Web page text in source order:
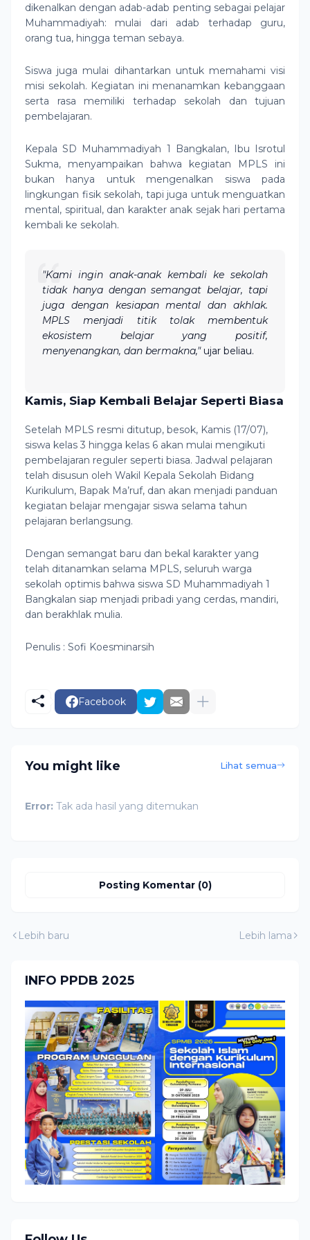
dikenalkan dengan adab-adab penting sebagai pelajar
Muhammadiyah: mulai dari adab terhadap guru,
orang tua, hingga teman sebaya.
Siswa juga mulai dihantarkan untuk memahami visi
misi sekolah. Kegiatan ini menanamkan kebanggaan
serta rasa memiliki terhadap sekolah dan tujuan
pembelajaran.
Kepala SD Muhammadiyah 1 Bangkalan, Ibu Isrotul
Sukma, menyampaikan bahwa kegiatan MPLS ini
bukan hanya untuk mengenalkan siswa pada
lingkungan fisik sekolah, tapi juga untuk menguatkan
mental, spiritual, dan karakter anak sejak hari pertama
kembali ke sekolah.
"Kami ingin anak-anak kembali ke sekolah
tidak hanya dengan semangat belajar, tapi
juga dengan kesiapan mental dan akhlak.
MPLS menjadi titik tolak membentuk
ekosistem belajar yang positif,
menyenangkan, dan bermakna,"ujar beliau.
Kamis, Siap Kembali Belajar Seperti Biasa
Setelah MPLS resmi ditutup, besok, Kamis (17/07),
siswa kelas 3 hingga kelas 6 akan mulai mengikuti
pembelajaran reguler seperti biasa. Jadwal pelajaran
telah disusun oleh Wakil Kepala Sekolah Bidang
Kurikulum, Bapak Ma’ruf, dan akan menjadi panduan
kegiatan belajar mengajar siswa selama tahun
pelajaran berlangsung.
Dengan semangat baru dan bekal karakter yang
telah ditanamkan selama MPLS, seluruh warga
sekolah optimis bahwa siswa SD Muhammadiyah 1
Bangkalan siap menjadi pribadi yang cerdas, mandiri,
dan berakhlak mulia.
Penulis : Sofi Koesminarsih
Facebook
You might like Lihat semua
Error: Tak ada hasil yang ditemukan
Posting Komentar (0)
Lebih baru Lebih lama
INFO PPDB 2025